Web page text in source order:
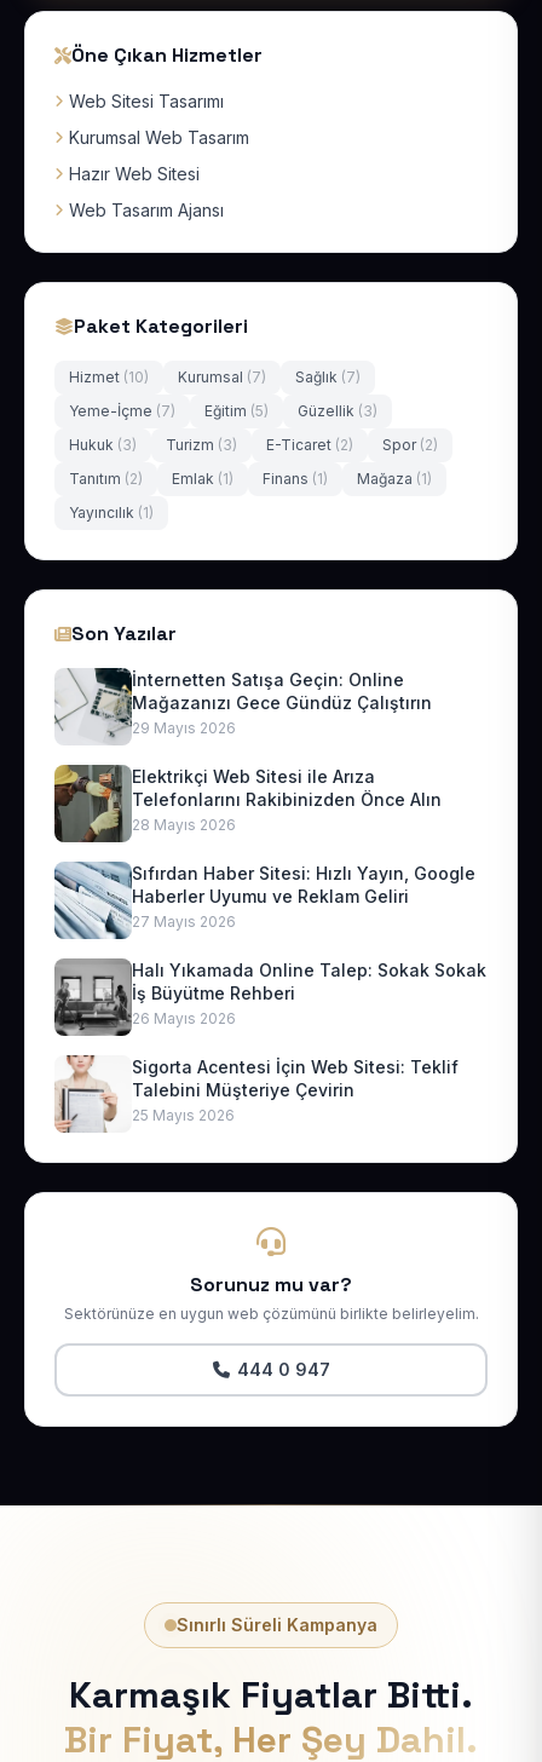
Öne Çıkan Hizmetler
Web Sitesi Tasarımı
Kurumsal Web Tasarım
Hazır Web Sitesi
Web Tasarım Ajansı
Paket Kategorileri
Hizmet (10) Kurumsal (7) Sağlık (7)
Yeme-İçme (7) Eğitim (5) Güzellik (3)
Hukuk (3) Turizm (3) E-Ticaret (2) Spor (2)
Tanıtım (2) Emlak (1) Finans (1) Mağaza (1)
Yayıncılık (1)
Son Yazılar
İnternetten Satışa Geçin: Online
Mağazanızı Gece Gündüz Çalıştırın
29 Mayıs 2026
Elektrikçi Web Sitesi ile Arıza
Telefonlarını Rakibinizden Önce Alın
28 Mayıs 2026
Sıfırdan Haber Sitesi: Hızlı Yayın, Google
Haberler Uyumu ve Reklam Geliri
27 Mayıs 2026
Halı Yıkamada Online Talep: Sokak Sokak
İş Büyütme Rehberi
26 Mayıs 2026
Sigorta Acentesi İçin Web Sitesi: Teklif
Talebini Müşteriye Çevirin
25 Mayıs 2026
Sorunuz mu var?
Sektörünüze en uygun web çözümünü birlikte belirleyelim.
444 0 947
Sınırlı Süreli Kampanya
Karmaşık Fiyatlar Bitti.
Bir Fiyat, Her Şey Dahil.